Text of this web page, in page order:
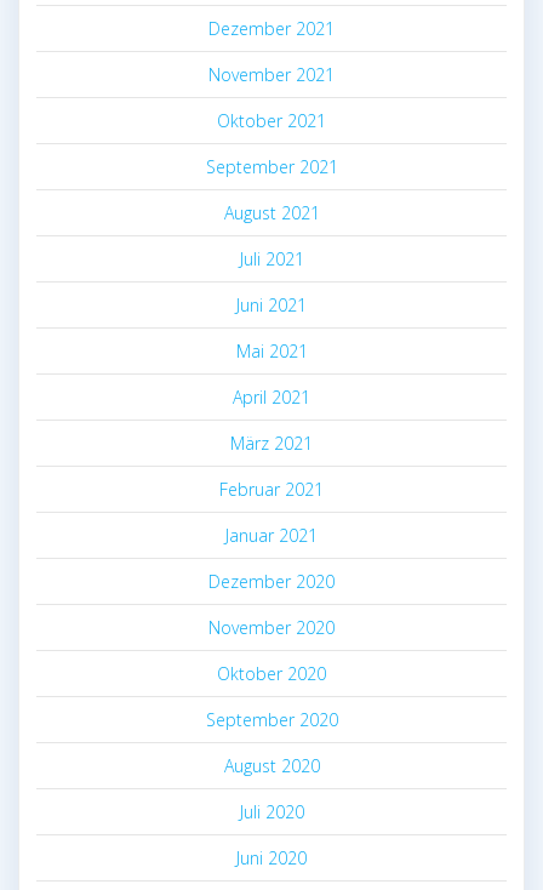
Dezember 2021
November 2021
Oktober 2021
September 2021
August 2021
Juli 2021
Juni 2021
Mai 2021
April 2021
März 2021
Februar 2021
Januar 2021
Dezember 2020
November 2020
Oktober 2020
September 2020
August 2020
Juli 2020
Juni 2020